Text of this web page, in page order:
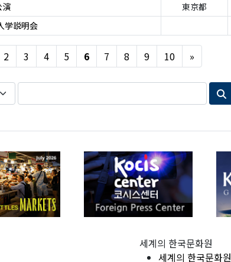
演
東京都
学説明会
2 3 4 5 6 7 8 9 10 »
세계의 한국문화원
세계의 한국문화원